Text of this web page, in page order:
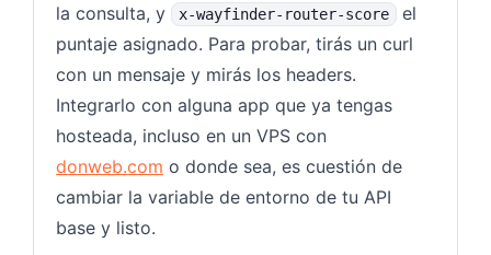
la consulta, y
x-wayfinder-router-score
el
puntaje asignado. Para probar, tirás un curl
con un mensaje y mirás los headers.
Integrarlo con alguna app que ya tengas
hosteada, incluso en un VPS con
donweb.com o donde sea, es cuestión de
cambiar la variable de entorno de tu API
base y listo.